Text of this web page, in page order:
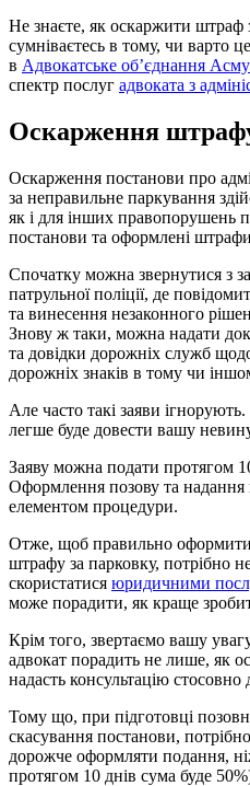
Не знаєте, як оскаржити штраф
сумніваєтесь в тому, чи варто
в Адвокатське об’єднання
спектр послуг адвоката з
Оскарження
Оскарження постанови про
за неправильне паркування
як і для інших правопорушень
постанови та оформлені
Спочатку можна звернутися з
патрульної поліції, де
та винесення незаконного
Знову ж таки, можна надати
та довідки дорожніх служб щодо
дорожніх знаків в тому чи
Але часто такі заяви
легше буде довести вашу
Заяву можна подати протягом
Оформлення позову та надання
елементом процедури.
Отже, щоб правильно
штрафу за парковку, потрібно
скористатися юридичними
може порадити, як краще
Крім того, звертаємо вашу
адвокат порадить не лише, як
надасть консультацію стосовно
Тому що, при підготовці
скасування постанови,
дорожче оформляти подання,
протягом 10 днів сума буде